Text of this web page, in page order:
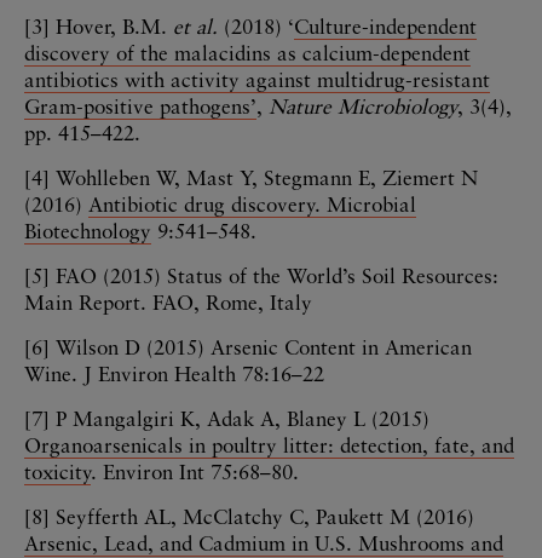
[3] Hover, B.M. et al. (2018) ‘Culture-independent
discovery of the malacidins as calcium-dependent
antibiotics with activity against multidrug-resistant
Gram-positive pathogens’, Nature Microbiology, 3(4),
pp. 415–422.
[4] Wohlleben W, Mast Y, Stegmann E, Ziemert N
(2016) Antibiotic drug discovery. Microbial
Biotechnology 9:541–548.
[5] FAO (2015) Status of the World’s Soil Resources:
Main Report. FAO, Rome, Italy
[6] Wilson D (2015) Arsenic Content in American
Wine. J Environ Health 78:16–22
[7] P Mangalgiri K, Adak A, Blaney L (2015)
Organoarsenicals in poultry litter: detection, fate, and
toxicity. Environ Int 75:68–80.
[8] Seyfferth AL, McClatchy C, Paukett M (2016)
Arsenic, Lead, and Cadmium in U.S. Mushrooms and